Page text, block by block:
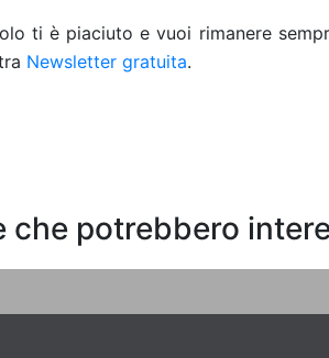
ti è piaciuto e vuoi rimanere
Newsletter gratuita.
che potrebbero